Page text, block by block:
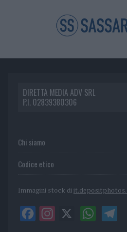
DIRETTA MEDIA ADV SRL
P.I. 02839380306
Chi siamo
Codice etico
Immagini stock di